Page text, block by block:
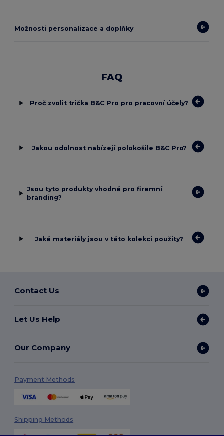
Možnosti personalizace a doplňky
FAQ
Proč zvolit trička B&C Pro pro pracovní účely?
Jakou odolnost nabízejí polokošile B&C Pro?
Jsou tyto produkty vhodné pro firemní
branding?
Jaké materiály jsou v této kolekci použity?
Contact Us
Let Us Help
Our Company
Payment Methods
Shipping Methods